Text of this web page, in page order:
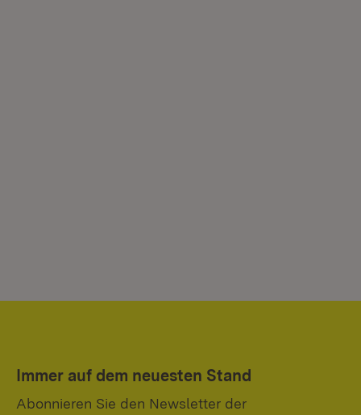
Immer auf dem neuesten Stand
Abonnieren Sie den Newsletter der